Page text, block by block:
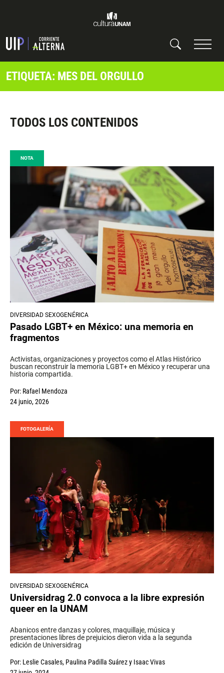
ETIQUETA: MES DEL ORGULLO
TODOS LOS CONTENIDOS
NOTA
DIVERSIDAD SEXOGENÉRICA
Pasado LGBT+ en México: una memoria en
fragmentos
Activistas, organizaciones y proyectos como el Atlas Histórico
buscan reconstruir la memoria LGBT+ en México y recuperar una
historia compartida.
Por: Rafael Mendoza
24 junio, 2026
FOTOGALERÍA
DIVERSIDAD SEXOGENÉRICA
Universidrag 2.0 convoca a la libre expresión
queer en la UNAM
Abanicos entre danzas y colores, maquillaje, música y
presentaciones libres de prejuicios dieron vida a la segunda
edición de Universidrag
Por: Leslie Casales, Paulina Padilla Suárezy Isaac Vivas